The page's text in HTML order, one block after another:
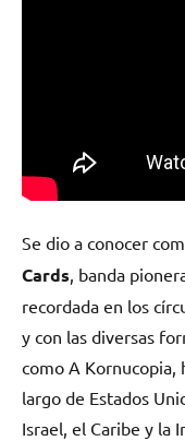
Se dio a conocer
Cards, banda
recordada en los
y con las diversas
como A Kornucopia,
largo de Estados
Israel, el Caribe y la